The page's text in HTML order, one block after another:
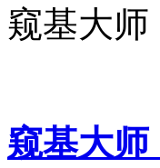
窥基大
窥基大